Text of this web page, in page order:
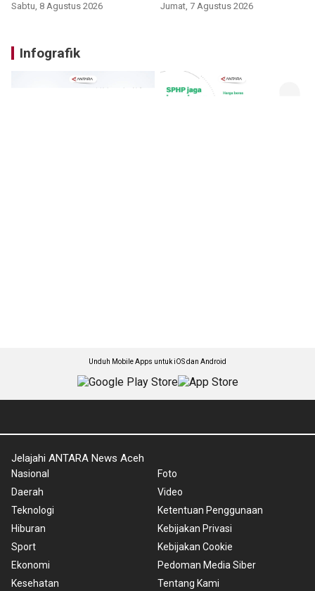
Sabtu, 8 Agustus 2026 Jumat, 7 Agustus 2026
Infografik
Unduh Mobile Apps untuk iOS dan Android
Jelajahi ANTARA News Aceh
Nasional
Daerah
Teknologi
Hiburan
Sport
Ekonomi
Kesehatan
Foto
Video
Ketentuan Penggunaan
Kebijakan Privasi
Kebijakan Cookie
Pedoman Media Siber
Tentang Kami